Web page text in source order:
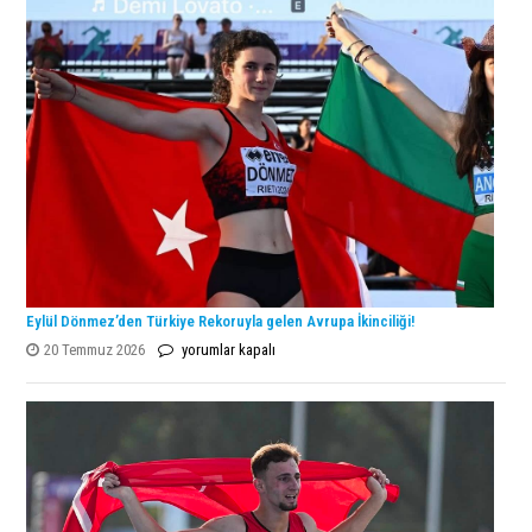
Lanlana
Tararudee!
için
Eylül Dönmez’den Türkiye Rekoruyla gelen Avrupa İkinciliği!
20 Temmuz 2026
Eylül
Türkiye
gelen
Avrupa
İkinciliği!
yorumlar kapalı